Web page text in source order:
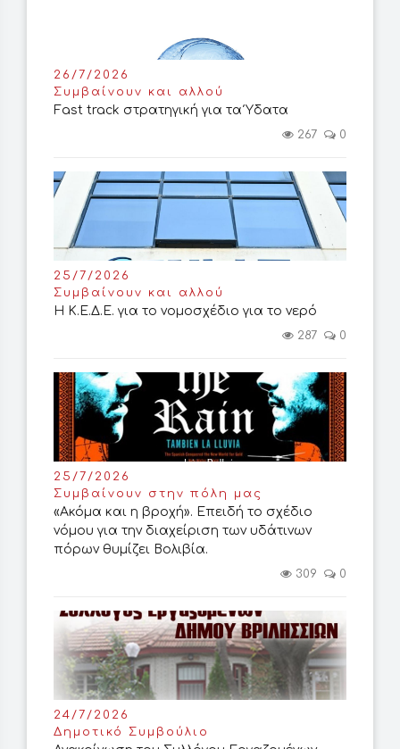
26/7/2026
Συμβαίνουν και αλλού
Fast track στρατηγική για τα Ύδατα
267 0
25/7/2026
Συμβαίνουν και αλλού
Η Κ.Ε.Δ.Ε. για το νομοσχέδιο για το νερό
287 0
25/7/2026
Συμβαίνουν στην πόλη μας
«Ακόμα και η βροχή». Επειδή το σχέδιο
νόμου για την διαχείριση των υδάτινων
πόρων θυμίζει Βολιβία.
309 0
24/7/2026
Δημοτικό Συμβούλιο